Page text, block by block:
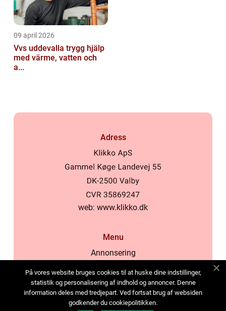
09 april 2026
Vvs uddevalla trygg hjälp
med värme, vatten och
a...
Adress
web: www.klikko.dk
Menu
Annonsering
Cookies
Kontakta oss
Sitemap
På vores website bruges cookies til at huske dine indstillinger,
statistik og personalisering af indhold og annoncer. Denne
information deles med tredjepart. Ved fortsat brug af websiden
godkender du cookiepolitikken.